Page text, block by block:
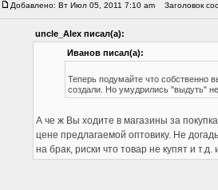
Добавлено: Вт Июл 05, 2011 7:10 am Заголовок
uncle_Alex писал(а):
Иванов писал(а):
Теперь подумайте что собственно
создали. Но умудрились "выдуть"
А че ж Вы ходите в магазины за
цене предлагаемой оптовику. Не
на брак, риски что товар не купят и т.д.